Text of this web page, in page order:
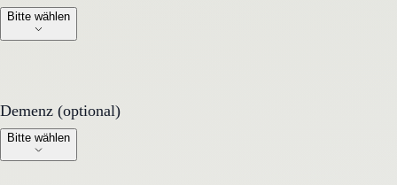
Bitte wählen
Demenz (optional)
Demenz (optional)
Bitte wählen